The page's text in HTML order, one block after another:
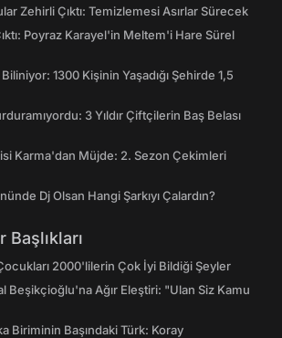
Zehirli Çıktı: Temizlemesi Asırlar Sürecek
Poyraz Karayel'in Meltem'i Hare Sürel
1300 Kişinin Yaşadığı Şehirde 1,5
3 Yıldır Çiftçilerin Baş Belası
Karma'dan Müjde: 2. Sezon Çekimleri
Dj Olsan Hangi Şarkıyı Çalardın?
2000'lilerin Çok İyi Bildiği Şeyler
Beşikçioğlu'na Ağır Eleştiri: "Ulan Siz Kamu
Biriminin Başındaki Türk: Koray